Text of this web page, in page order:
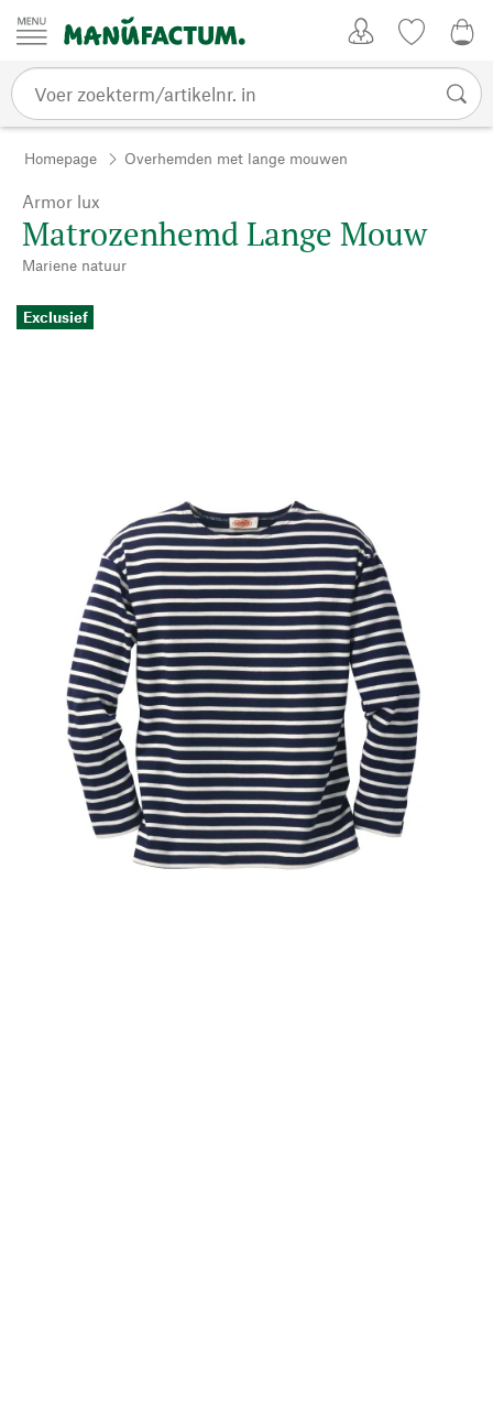
Passer au contenu
Homepage Overhemden met lange mouwen
Armor lux
Matrozenhemd Lange Mouw
Mariene natuur
Exclusief